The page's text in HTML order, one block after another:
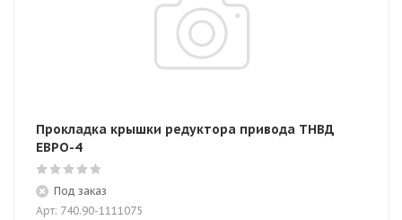
Прокладка крышки редуктора привода ТНВД
ЕВРО-4
Под заказ
Арт: 740.90-1111075